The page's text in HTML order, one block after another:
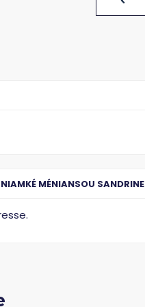
MÉNIANSOU SANDRINE